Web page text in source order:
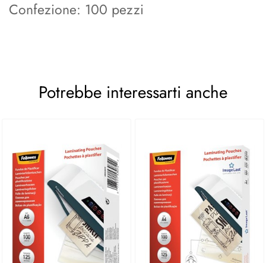
Confezione: 100 pezzi
Potrebbe interessarti anche